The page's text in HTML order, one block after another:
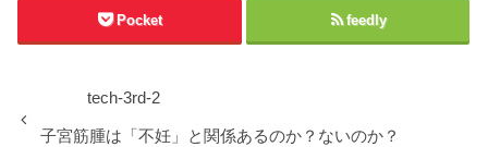
Pocket feedly
tech-3rd-2
子宮筋腫は「不妊」と関係あるのか？ないのか？